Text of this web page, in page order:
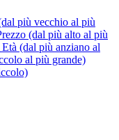
più vecchio al più
(dal più alto al più
Età (dal più anziano al
al più grande)